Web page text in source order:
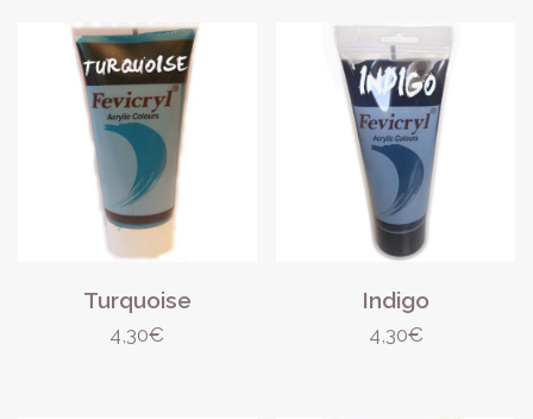
Turquoise
4,30€
Indigo
4,30€